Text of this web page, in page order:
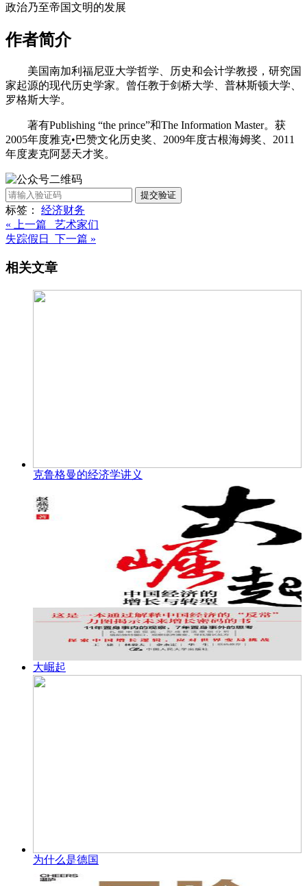
政治乃至帝国文明的发展
作者简介
美国南加利福尼亚大学哲学、历史和会计学教授，研究国
家起源的现代历史学家。曾任教于剑桥大学、普林斯顿大学、
罗格斯大学。
著有Publishing “the prince”和The Information Master。获
2005年度雅克•巴赞文化历史奖、2009年度古根海姆奖、2011
年度麦克阿瑟天才奖。
提交验证
标签： 经济财务
« 上一篇 艺术家们
失踪假日 下一篇 »
相关文章
克鲁格曼的经济学讲义
大崛起
为什么是德国